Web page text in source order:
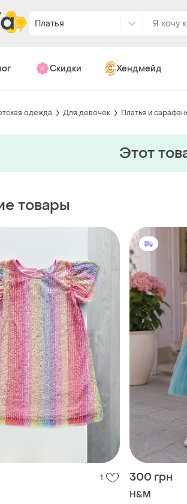
Платья
Скидки Хендмейд
одежда Для девочек Платья и
Этот
товары
1 300 грн
H&M